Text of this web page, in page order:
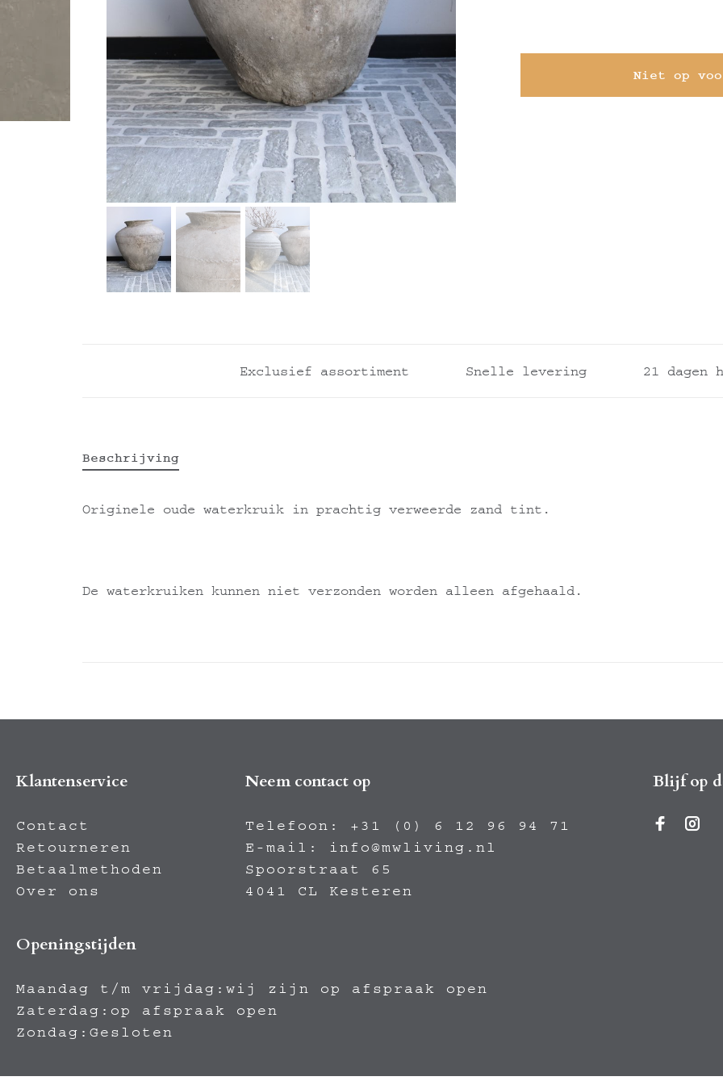
Niet op
Exclusief assortiment Snelle levering 21 dagen
Beschrijving
Originele oude waterkruik in prachtig verweerde zand tint.
De waterkruiken kunnen niet verzonden worden alleen afgehaald.
Klantenservice
Contact
Retourneren
Betaalmethoden
Over ons
Neem contact op
Telefoon: +31 (0) 6 12 96 94 71
E-mail: info@mwliving.nl
Spoorstraat 65
4041 CL Kesteren
Blijf op
Openingstijden
Maandag t/m vrijdag:wij zijn op afspraak open
Zaterdag:op afspraak open
Zondag:Gesloten